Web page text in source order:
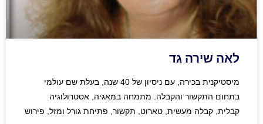
לאה שירה גד
מיסטיקנית בכירה, עם ניסיון של 40 שנה, בעלת שם עולמי
בתחום התקשור והקבלה. מתמחה במאגיה, אסטרולוגיה
קבלית, קבלה מעשית, טארוט, תקשור, פתיחת גורל ומזל, פירוש